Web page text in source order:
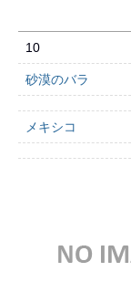
10
砂漠のバラ
メキシコ